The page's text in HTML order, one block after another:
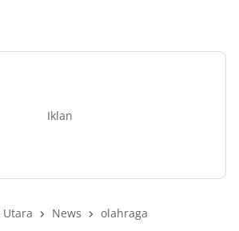
Iklan
Utara News olahraga